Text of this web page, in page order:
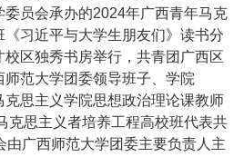
员会承办的2024年广西青年马克
习近平与大学生朋友们》读书分
区独秀书房举行，共青团广西区
范大学团委领导班子、学院
克思主义学院思想政治理论课教师
克思主义者培养工程高校班代表共
由广西师范大学团委主要负责人主